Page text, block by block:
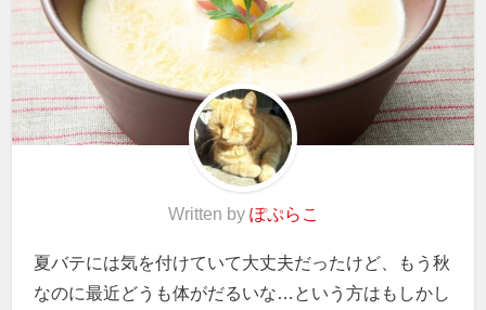
Written by ぽぷらこ
夏バテには気を付けていて大丈夫だったけど、もう秋
なのに最近どうも体がだるいな…という方はもしかし